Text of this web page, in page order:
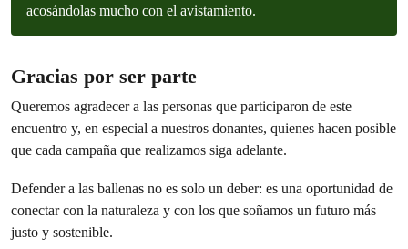
acosándolas mucho con el avistamiento.
Gracias por ser parte
Queremos agradecer a las personas que participaron de este
encuentro y, en especial a nuestros donantes, quienes hacen posible
que cada campaña que realizamos siga adelante.
Defender a las ballenas no es solo un deber: es una oportunidad de
conectar con la naturaleza y con los que soñamos un futuro más
justo y sostenible.